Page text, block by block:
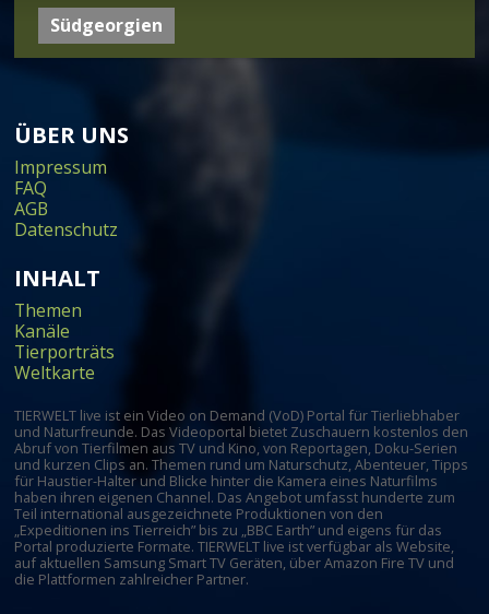
Südgeorgien
ÜBER UNS
Impressum
FAQ
AGB
Datenschutz
INHALT
Themen
Kanäle
Tierporträts
Weltkarte
TIERWELT live ist ein Video on Demand (VoD) Portal für Tierliebhaber
und Naturfreunde. Das Videoportal bietet Zuschauern kostenlos den
Abruf von Tierfilmen aus TV und Kino, von Reportagen, Doku-Serien
und kurzen Clips an. Themen rund um Naturschutz, Abenteuer, Tipps
für Haustier-Halter und Blicke hinter die Kamera eines Naturfilms
haben ihren eigenen Channel. Das Angebot umfasst hunderte zum
Teil international ausgezeichnete Produktionen von den
„Expeditionen ins Tierreich” bis zu „BBC Earth” und eigens für das
Portal produzierte Formate. TIERWELT live ist verfügbar als Website,
auf aktuellen Samsung Smart TV Geräten, über Amazon Fire TV und
die Plattformen zahlreicher Partner.